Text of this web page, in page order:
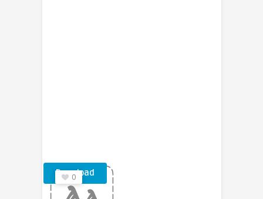
Download
0